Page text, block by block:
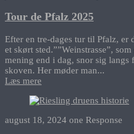
Tour de Pfalz 2025
Efter en tre-dages tur til Pfalz, er
et skørt sted.””Weinstrasse”,
mening end i dag, snor sig
skoven. Her møder man...
Læs mere
august 18, 2024 one Response